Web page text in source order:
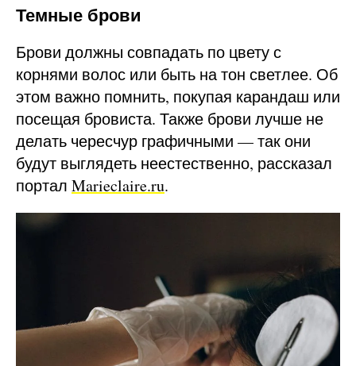
Темные брови
Брови должны совпадать по цвету с
корнями волос или быть на тон светлее. Об
этом важно помнить, покупая карандаш или
посещая бровиста. Также брови лучше не
делать чересчур графичными — так они
будут выглядеть неестественно, рассказал
портал Marieclaire.ru.